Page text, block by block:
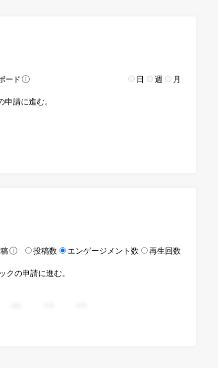
ード 日 週 月
請に進む。
投稿数 エンゲージメント数 再生回数
の申請に進む。